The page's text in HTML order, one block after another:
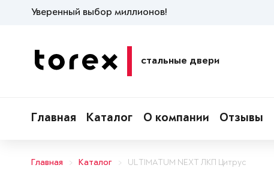
Уверенный выбор миллионов!
стальные двери
Главная Каталог О компании Отзывы
Главная Каталог ULTIMATUM NEXT ЛКП Цитрус